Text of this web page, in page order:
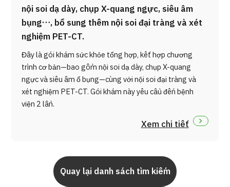
nội soi dạ dày, chụp X-quang ngực, siêu âm
bụng…, bổ sung thêm nội soi đại tràng và xét
nghiệm PET-CT.
Đây là gói khám sức khỏe tổng hợp, kết hợp chương
trình cơ bản—bao gồm nội soi dạ dày, chụp X-quang
ngực và siêu âm ổ bụng—cùng với nội soi đại tràng và
xét nghiệm PET-CT. Gói khám này yêu cầu đến bệnh
viện 2 lần.
Xem chi tiết
Quay lại danh sách tìm kiếm